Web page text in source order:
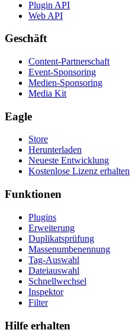
Plugin API
Web API
Geschäft
Content-Partnerschaft
Event-Sponsoring
Medien-Sponsoring
Media Kit
Eagle
Store
Herunterladen
Neueste Entwicklung
Kostenlose Lizenz erhalten
Funktionen
Plugins
Erweiterung
Duplikatsprüfung
Massenumbenennung
Tag-Auswahl
Dateiauswahl
Schnellwechsel
Inspektor
Filter
Hilfe erhalten